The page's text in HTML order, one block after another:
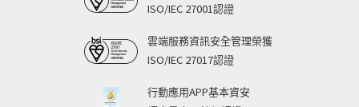
ISO/IEC 27001認證
雲端服務資訊安全管理榮獲
ISO/IEC 27017認證
行動應用APP基本資安